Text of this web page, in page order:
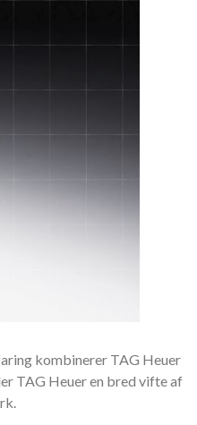
kombinerer TAG Heuer
TAG Heuer en bred vifte af